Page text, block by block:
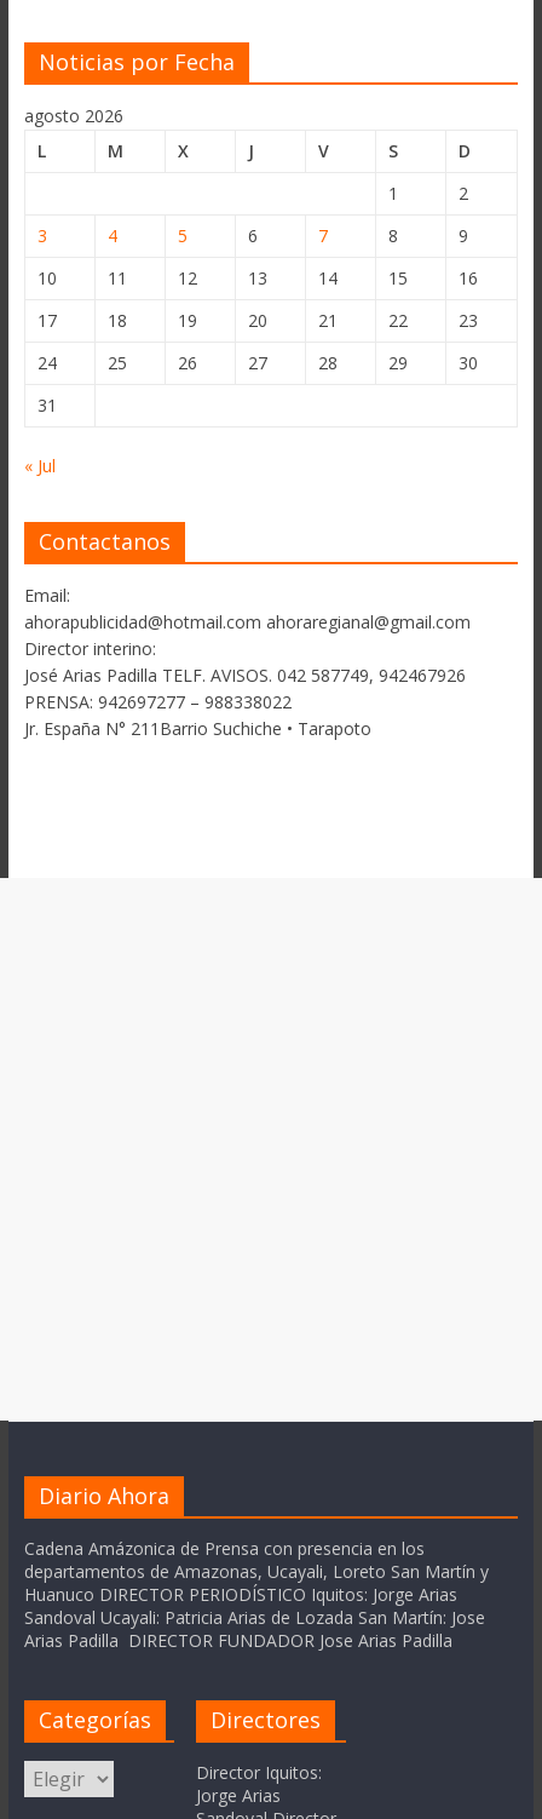
Noticias por Fecha
agosto 2026
L
M X J V S
D
1
2
3
4 5 6 7 8
9
10
11 12 13 14 15
16
17
18 19 20 21 22
23
24
25 26 27 28 29
30
31
« Jul
Contactanos
Email:
ahorapublicidad@hotmail.com ahoraregianal@gmail.com
Director interino:
José Arias Padilla TELF. AVISOS. 042 587749, 942467926
PRENSA: 942697277 – 988338022
Jr. España N° 211Barrio Suchiche • Tarapoto
Diario Ahora
Cadena Amázonica de Prensa con presencia en los
departamentos de Amazonas, Ucayali, Loreto San Martín y
Huanuco DIRECTOR PERIODÍSTICO Iquitos: Jorge Arias
Sandoval Ucayali: Patricia Arias de Lozada San Martín: Jose
Arias Padilla DIRECTOR FUNDADOR Jose Arias Padilla
Categorías
Categorías
Directores
Director Iquitos:
Jorge Arias